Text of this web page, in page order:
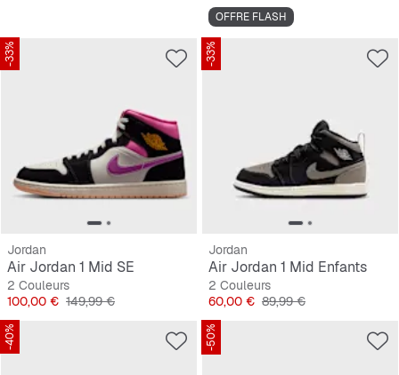
OFFRE FLASH
-33%
Jordan
Air Jordan 1 Mid SE
2 Couleurs
Prix
100,00 € Prix original
149,99 €
-33%
Jordan
Air Jordan 1 Mid Enfants
2 Couleurs
Prix
60,00 € Prix original
89,99 €
-40% -50%